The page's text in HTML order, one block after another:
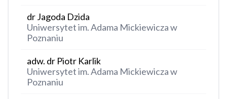
dr Jagoda Dzida
Uniwersytet im. Adama Mickiewicza w
Poznaniu
adw. dr Piotr Karlik
Uniwersytet im. Adama Mickiewicza w
Poznaniu